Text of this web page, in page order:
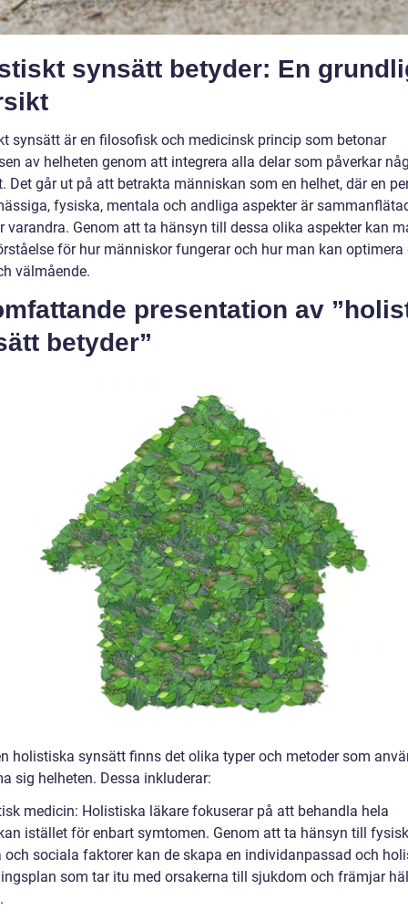
synsätt betyder: En
synsätt är en filosofisk och medicinsk princip som betonar
av helheten genom att integrera alla delar som påverkar
Det går ut på att betrakta människan som en helhet, där en
fysiska, mentala och andliga aspekter är
varandra. Genom att ta hänsyn till dessa olika aspekter kan
för hur människor fungerar och hur man kan optimera
välmående.
presentation av
betyder”
holistiska synsätt finns det olika typer och metoder som
sig helheten. Dessa inkluderar:
medicin: Holistiska läkare fokuserar på att behandla hela
istället för enbart symtomen. Genom att ta hänsyn till
och sociala faktorer kan de skapa en individanpassad och
som tar itu med orsakerna till sjukdom och främjar